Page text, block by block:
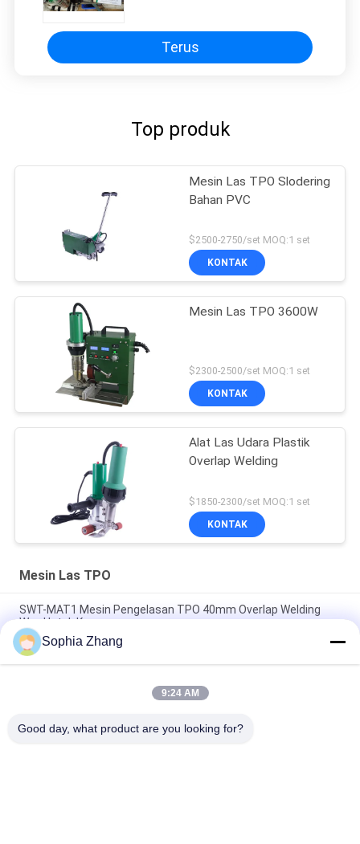
Terus
Top produk
Mesin Las TPO Slodering
Bahan PVC
$2500-2750/set MOQ:1 set
KONTAK
Mesin Las TPO 3600W
$2300-2500/set MOQ:1 set
KONTAK
Alat Las Udara Plastik
Overlap Welding
$1850-2300/set MOQ:1 set
KONTAK
Mesin Las TPO
SWT-MAT1 Mesin Pengelasan TPO 40mm Overlap Welding
Way Untuk Kanvas
Mesin Las TPO SWT-UME 40MM untuk Spanduk PVC,
Pengelas Udara Panas
SWT-TAC Semi Otomatis Membran Atap Tpo Mesin
Sophia Zhang
9:24 AM
Good day, what product are you looking for?